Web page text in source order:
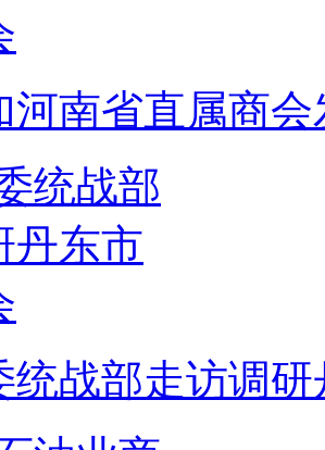
河南省直属商
统战部走访调